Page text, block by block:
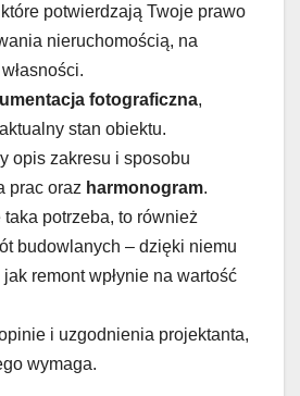
potwierdzają Twoje prawo
nieruchomością, na
fotograficzna,
stan obiektu.
opis zakresu i sposobu
prac oraz harmonogram.
potrzeba, to również
budowlanych – dzięki niemu
remont wpłynie na wartość
i uzgodnienia projektanta,
wymaga.